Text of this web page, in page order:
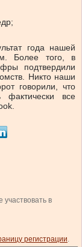
года нашей
Более того, в
подтвердили
Никто наши
говорили, что
все
в
регистрации.